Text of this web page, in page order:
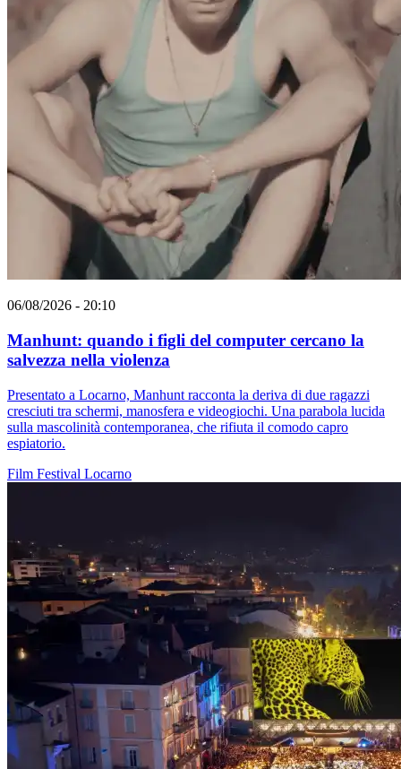
06/08/2026 - 20:10
Manhunt: quando i figli del computer cercano la
salvezza nella violenza
Presentato a Locarno, Manhunt racconta la deriva di due ragazzi
cresciuti tra schermi, manosfera e videogiochi. Una parabola lucida
sulla mascolinità contemporanea, che rifiuta il comodo capro
espiatorio.
Film Festival Locarno